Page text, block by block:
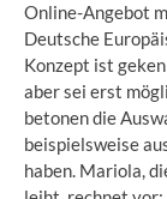
Online-Angebot
Deutsche
Konzept ist
aber sei erst
betonen die
beispielsweise
haben. Mariola,